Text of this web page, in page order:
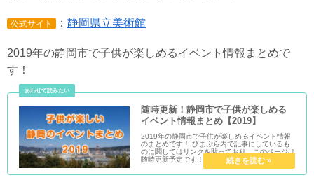
公式サイト ： 静岡県立美術館
2019年の静岡市で子供が楽しめるイベント情報まとめで
す！
随時更新！静岡市で子供が楽しめる
イベント情報まとめ【2019】
2019年の静岡市で子供が楽しめるイベント情報
のまとめです！ ひまぷら内で記事にしているも
のに関してはリンクを貼っており、このページは
随時更新予定です！